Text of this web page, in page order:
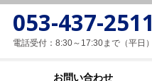
053-437-2511
電話受付：8:30～17:30まで（平日）
お問い合わせ